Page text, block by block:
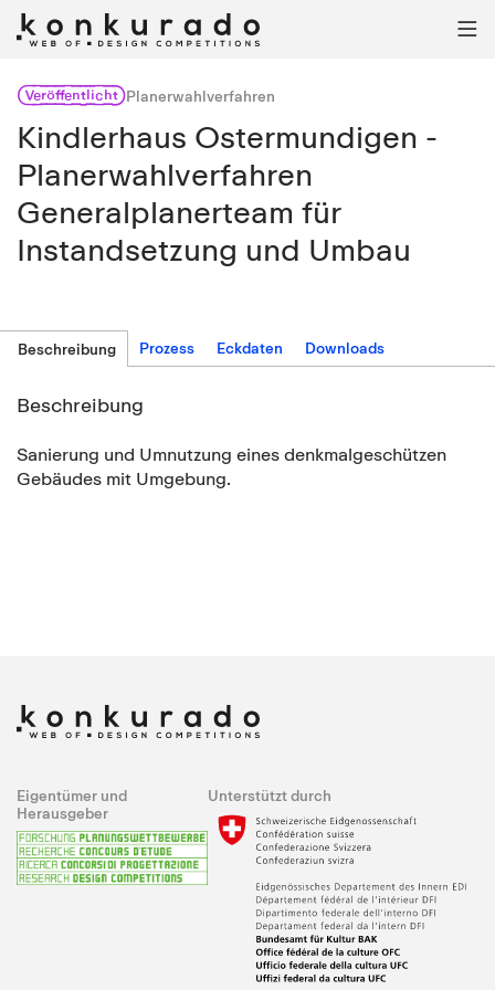

VeröffentlichtPlanerwahlverfahren
Kindlerhaus Ostermundigen -
Planerwahlverfahren
Generalplanerteam für
Instandsetzung und Umbau
Beschreibung Prozess Eckdaten Downloads
Beschreibung
Sanierung und Umnutzung eines denkmalgeschützen
Gebäudes mit Umgebung.
Eigentümer und
Herausgeber
Unterstützt durch